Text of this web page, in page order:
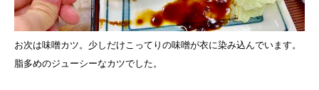
お次は味噌カツ。少しだけこってりの味噌が衣に染み込んでいます。
脂多めのジューシーなカツでした。